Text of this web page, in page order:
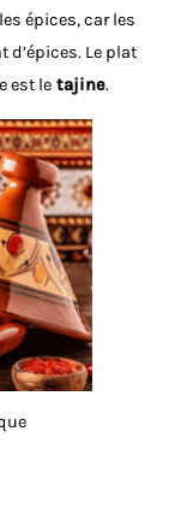
épices, car les
Le plat
est le tajine.